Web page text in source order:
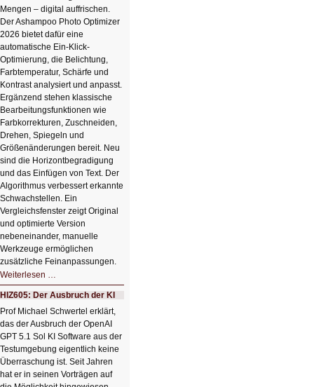
Mengen – digital auffrischen.
Der Ashampoo Photo Optimizer
2026 bietet dafür eine
automatische Ein-Klick-
Optimierung, die Belichtung,
Farbtemperatur, Schärfe und
Kontrast analysiert und anpasst.
Ergänzend stehen klassische
Bearbeitungsfunktionen wie
Farbkorrekturen, Zuschneiden,
Drehen, Spiegeln und
Größenänderungen bereit. Neu
sind die Horizontbegradigung
und das Einfügen von Text. Der
Algorithmus verbessert erkannte
Schwachstellen. Ein
Vergleichsfenster zeigt Original
und optimierte Version
nebeneinander, manuelle
Werkzeuge ermöglichen
zusätzliche Feinanpassungen.
Weiterlesen …
Bildverschönerung
mit
einem
Klick
HIZ606:
Bildverschönerung
mit
einem
Klick
HIZ605: Der Ausbruch der KI
Prof Michael Schwertel erklärt,
das der Ausbruch der OpenAI
GPT 5.1 Sol KI Software aus der
Testumgebung eigentlich keine
Überraschung ist. Seit Jahren
hat er in seinen Vorträgen auf